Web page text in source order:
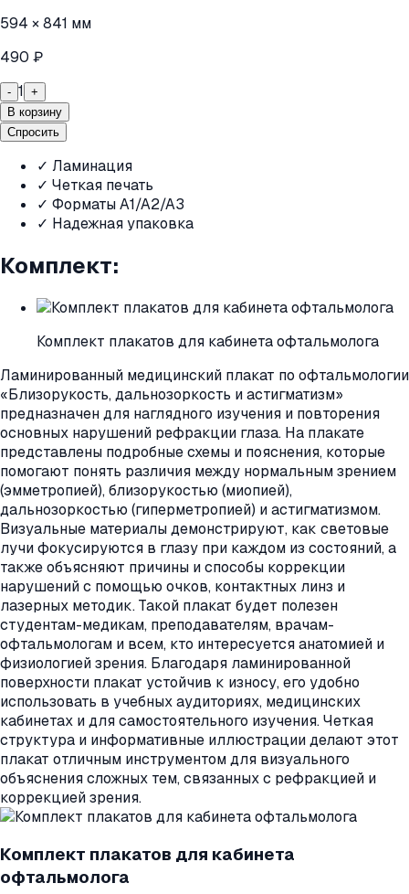
594 × 841 мм
490 ₽
- 1 +
В корзину
Спросить
✓ Ламинация
✓ Четкая печать
✓ Форматы A1/A2/A3
✓ Надежная упаковка
Комплект:
Комплект плакатов для кабинета офтальмолога
Ламинированный медицинский плакат по офтальмологии
«Близорукость, дальнозоркость и астигматизм»
предназначен для наглядного изучения и повторения
основных нарушений рефракции глаза. На плакате
представлены подробные схемы и пояснения, которые
помогают понять различия между нормальным зрением
(эмметропией), близорукостью (миопией),
дальнозоркостью (гиперметропией) и астигматизмом.
Визуальные материалы демонстрируют, как световые
лучи фокусируются в глазу при каждом из состояний, а
также объясняют причины и способы коррекции
нарушений с помощью очков, контактных линз и
лазерных методик. Такой плакат будет полезен
студентам-медикам, преподавателям, врачам-
офтальмологам и всем, кто интересуется анатомией и
физиологией зрения. Благодаря ламинированной
поверхности плакат устойчив к износу, его удобно
использовать в учебных аудиториях, медицинских
кабинетах и для самостоятельного изучения. Четкая
структура и информативные иллюстрации делают этот
плакат отличным инструментом для визуального
объяснения сложных тем, связанных с рефракцией и
коррекцией зрения.
Комплект плакатов для кабинета
офтальмолога